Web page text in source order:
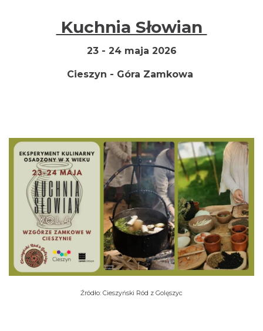
Cieszyn
2026-08-23
0.00 km
Kuchnia Słowian
23 - 24 maja 2026
Cieszyn - Góra Zamkowa
Źródło: Cieszyński Ród z Golęszyc